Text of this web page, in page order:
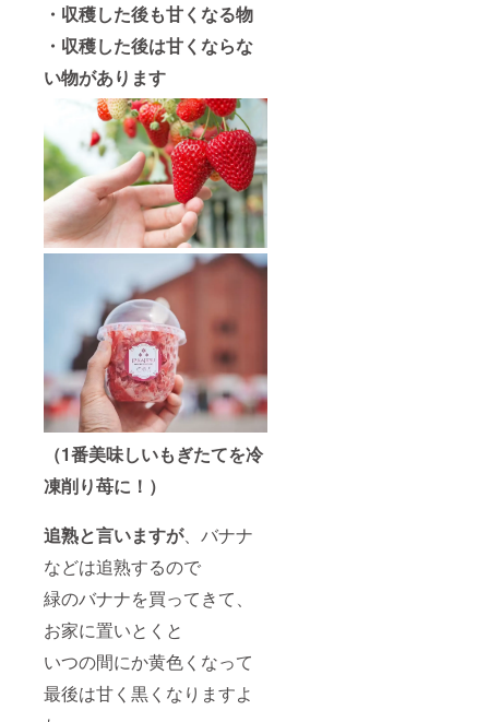
・収穫した後も甘くなる物
・収穫した後は甘くならな
い物があります
（1番美味しいもぎたてを冷
凍削り苺に！）
追熟と言いますが、バナナ
などは追熟するので
緑のバナナを買ってきて、
お家に置いとくと
いつの間にか黄色くなって
最後は甘く黒くなりますよ